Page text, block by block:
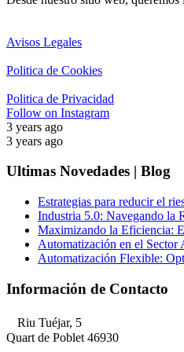
Avisos Legales
Politica de Cookies
Politica de Privacidad
Follow on Instagram
3 years ago
3 years ago
Ultimas Novedades | Blog
Estrategias para reducir el
Industria 5.0: Navegando la
Maximizando la Eficiencia:
Automatización en el
Automatización Flexible:
Información de Contacto
Riu Tuéjar, 5
Quart de Poblet 46930